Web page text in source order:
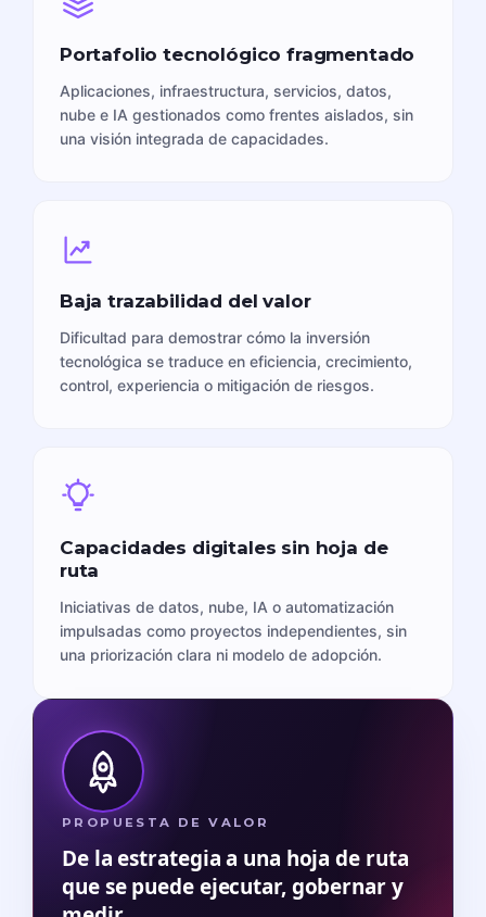
Portafolio tecnológico fragmentado
Aplicaciones, infraestructura, servicios, datos,
nube e IA gestionados como frentes aislados, sin
una visión integrada de capacidades.
Baja trazabilidad del valor
Dificultad para demostrar cómo la inversión
tecnológica se traduce en eficiencia, crecimiento,
control, experiencia o mitigación de riesgos.
Capacidades digitales sin hoja de
ruta
Iniciativas de datos, nube, IA o automatización
impulsadas como proyectos independientes, sin
una priorización clara ni modelo de adopción.
PROPUESTA DE VALOR
De la estrategia a una hoja de ruta
que se puede ejecutar, gobernar y